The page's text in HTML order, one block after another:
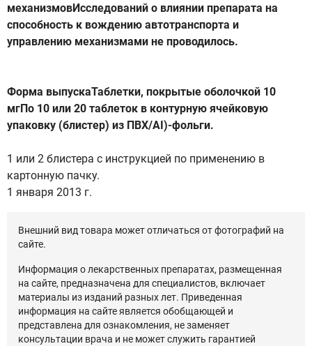
механизмовИсследований о влиянии препарата на
способность к вождению автотранспорта и
управлению механизмами не проводилось.
Форма выпускаТаблетки, покрытые оболочкой 10
мгПо 10 или 20 таблеток в контурную ячейковую
упаковку (блистер) из ПВХ/АI)-фольги.
1 или 2 блистера с инструкцией по применению в
картонную пачку.
1 января 2013 г.
Внешний вид товара может отличаться от фотографий на
сайте.
Информация о лекарственных препаратах, размещенная
на сайте, предназначена для специалистов, включает
материалы из изданий разных лет. Приведенная
информация на сайте является обобщающей и
представлена для ознакомления, не заменяет
консультации врача и не может служить гарантией